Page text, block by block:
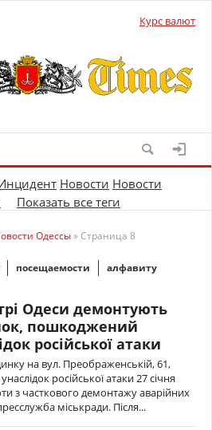
Курс валют
Новости Новости
Показать все теги
Одессы» Страница 8
посещаемости алфавиту
Одеси демонтують
пошкоджений
російської атаки
на вул. Преображенській, 61,
російської атаки 27 січня
з часткового демонтажу аварійних
міськради. Після...